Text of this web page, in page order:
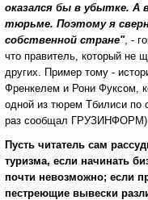
оказался бы в убытке. А
тюрьме. Поэтому я
собственной стране", -
что правитель, который не
других. Пример тому -
Френкелем и Рони Фуксом,
одной из тюрем Тбилиси по
раз сообщал ГРУЗИНФОРМ)
Пусть читатель сам
туризма, если начинать
почти невозможно; если
пестреющие вывески